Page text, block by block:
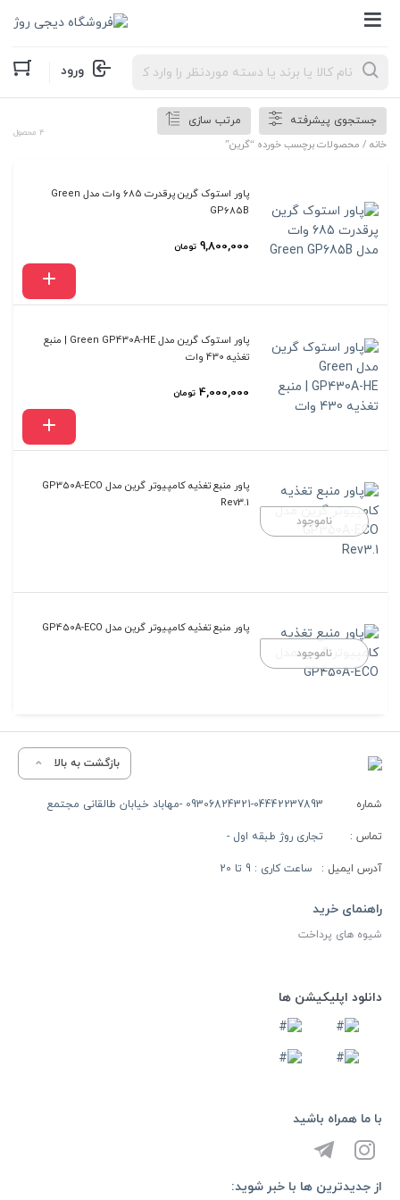
Products
search ورود
جستجوی پیشرفته
مرتب سازی
خانه / محصولات برچسب خورده “گرین”
4 محصول
پاور استوک گرین پرقدرت 685 وات مدل Green
GP685B
9,800,000 تومان
پاور استوک گرین مدل Green GP430A-HE | منبع
تغذیه 430 وات
4,000,000 تومان
ناموجود
پاور منبع تغذیه کامپیوتر گرین مدل GP350A-ECO
Rev3.1
ناموجود
پاور منبع تغذیه کامپیوتر گرین مدل GP450A-ECO
بازگشت به بالا
شماره
تماس :
09306824321-04442237893 -مهاباد خیابان طالقانی مجتمع
تجاری روژ طبقه اول -
آدرس ایمیل : ساعت کاری : 9 تا 20
راهنمای خرید
شیوه های پرداخت
دانلود اپلیکیشن ها
از جدیدترین ها با خبر شوید:
با ما همراه باشید